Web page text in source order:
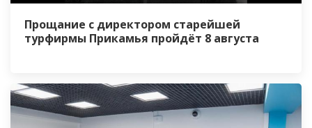
Прощание с директором старейшей
турфирмы Прикамья пройдёт 8 августа